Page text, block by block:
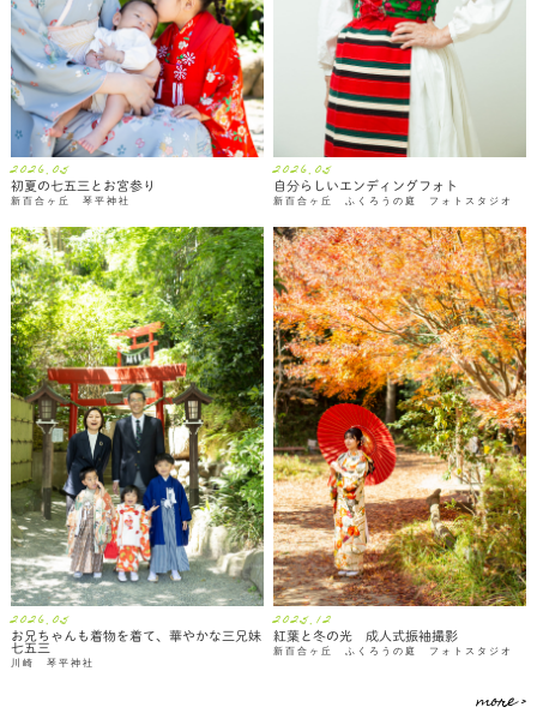
2026.05
初夏の七五三とお宮参り
新百合ヶ丘 琴平神社
2026.05
自分らしいエンディングフォト
新百合ヶ丘 ふくろうの庭 フォトスタジオ
2026.05
お兄ちゃんも着物を着て、華やかな三兄妹
七五三
川崎 琴平神社
2025.12
紅葉と冬の光 成人式振袖撮影
新百合ヶ丘 ふくろうの庭 フォトスタジオ
more >